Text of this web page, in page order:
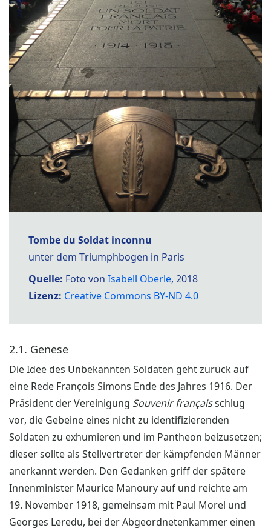
Tombe du Soldat inconnu
unter dem Triumphbogen in Paris
Quelle: Foto von Isabell Oberle, 2018
Lizenz: Creative Commons BY-ND 4.0
2.1. Genese
Die Idee des Unbekannten Soldaten geht zurück auf
eine Rede François Simons Ende des Jahres 1916. Der
Präsident der Vereinigung Souvenir françaisschlug
vor, die Gebeine eines nicht zu identifizierenden
Soldaten zu exhumieren und im Pantheon beizusetzen;
dieser sollte als Stellvertreter der kämpfenden Männer
anerkannt werden. Den Gedanken griff der spätere
Innenminister Maurice Manoury auf und reichte am
19. November 1918, gemeinsam mit Paul Morel und
Georges Leredu, bei der Abgeordnetenkammer einen